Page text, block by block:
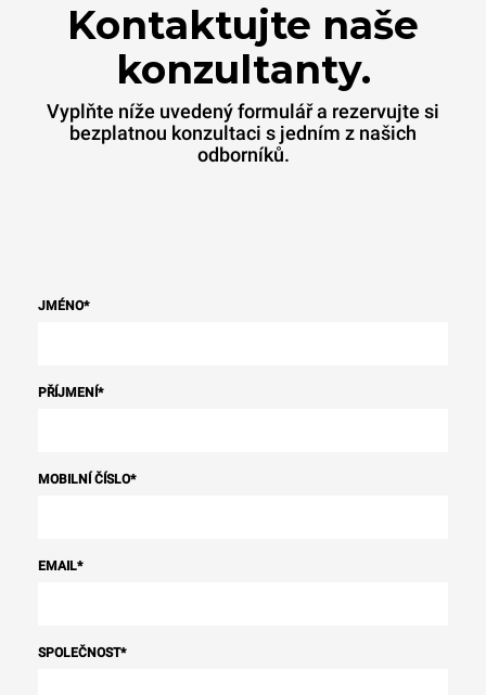
Kontaktujte naše
konzultanty.
Vyplňte níže uvedený formulář a rezervujte si
bezplatnou konzultaci s jedním z našich
odborníků.
JMÉNO*
PŘÍJMENÍ *
MOBILNÍ ČÍSLO*
EMAIL*
SPOLEČNOST*